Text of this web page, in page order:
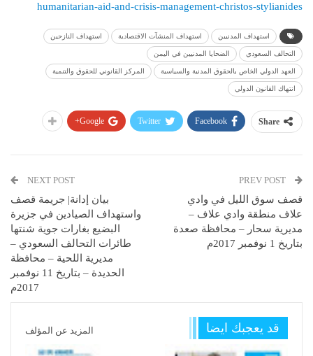
humanitarian-aid-and-crisis-management-christos-stylianides
استهداف المدنيين استهداف المنشآت الاقتصادية استهداف النازحين
التحالف السعودي الضحايا المدنيين في اليمن
العهد الدولي الخاص بالحقوق المدنية والسياسية المركز القانوني للحقوق والتنمية
انتهاك القانون الدولي
Share
Facebook
Twitter
Google+
قصف سوق الليل في وادي
علاف منطقة وادي علاف –
مديرية سحار – محافظة صعدة
بتاريخ 1 نوفمبر 2017م
NEXT POST
بيان إدانة| جريمة قصف
واستهداف الصيادين في جزيرة
البضيع بغارات جوية شنتها
طائرات التحالف السعودي –
مديرية اللحية – محافظة
الحديدة – بتاريخ 11 نوفمبر
2017م
قد يعجبك ايضا المزيد عن المؤلف